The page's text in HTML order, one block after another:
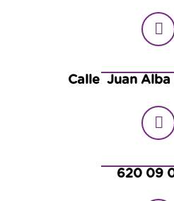
Calle Juan Alba
620 09